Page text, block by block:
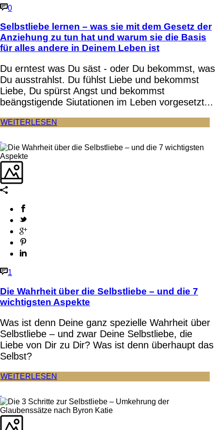
0
Selbstliebe lernen – was sie mit dem Gesetz der
Anziehung zu tun hat und warum sie die Basis
für alles andere in Deinem Leben ist
Du erntest was Du säst - oder Du bekommst, was
Du ausstrahlst. Du fühlst Liebe und bekommst
Liebe, Du spürst Angst und bekommst
beängstigende Siutationen im Leben vorgesetzt...
WEITERLESEN
1
Die Wahrheit über die Selbstliebe – und die 7
wichtigsten Aspekte
Was ist denn Deine ganz spezielle Wahrheit über
Selbstliebe – und zwar Deine Selbstliebe, die
Liebe von Dir zu Dir? Was ist denn überhaupt das
Selbst?
WEITERLESEN